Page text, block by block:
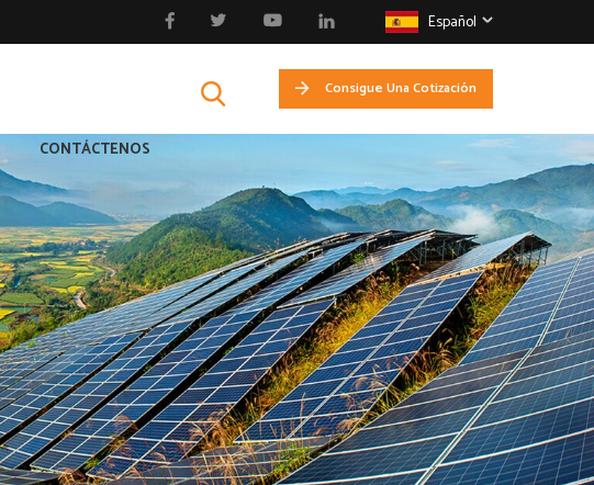
Español
Consigue Una Cotización
CONTÁCTENOS